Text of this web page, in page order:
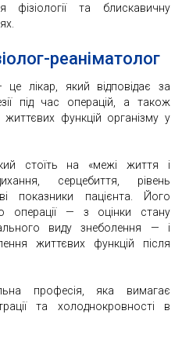
фізіології та блискавичну
реаніматолог
це лікар, який відповідає за
під час операцій, а також
функцій організму у
стоїть на «межі життя і
серцебиття, рівень
показники пацієнта. Його
операції — з оцінки стану
виду знеболення — і
життєвих функцій після
професія, яка вимагає
та холоднокровності в